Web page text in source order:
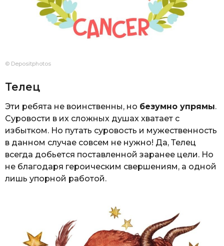
© Depositphotos
Телец
Эти ребята не воинственны, но безумно упрямы.
Суровости в их сложных душах хватает с
избытком. Но путать суровость и мужественность
в данном случае совсем не нужно! Да, Телец
всегда добьется поставленной заранее цели. Но
не благодаря героическим свершениям, а одной
лишь упорной работой.